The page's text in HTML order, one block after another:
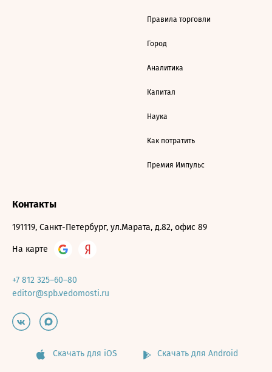
Правила торговли
Город
Аналитика
Капитал
Наука
Как потратить
Премия Импульс
Контакты
191119, Санкт-Петербург, ул.Марата, д.82, офис 89
На карте
+7 812 325–60–80
editor@spb.vedomosti.ru
Скачать для iOS Скачать для Android